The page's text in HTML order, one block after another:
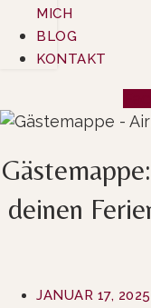
MICH
BLOG
KONTAKT
deinen
JANUAR 17, 2025